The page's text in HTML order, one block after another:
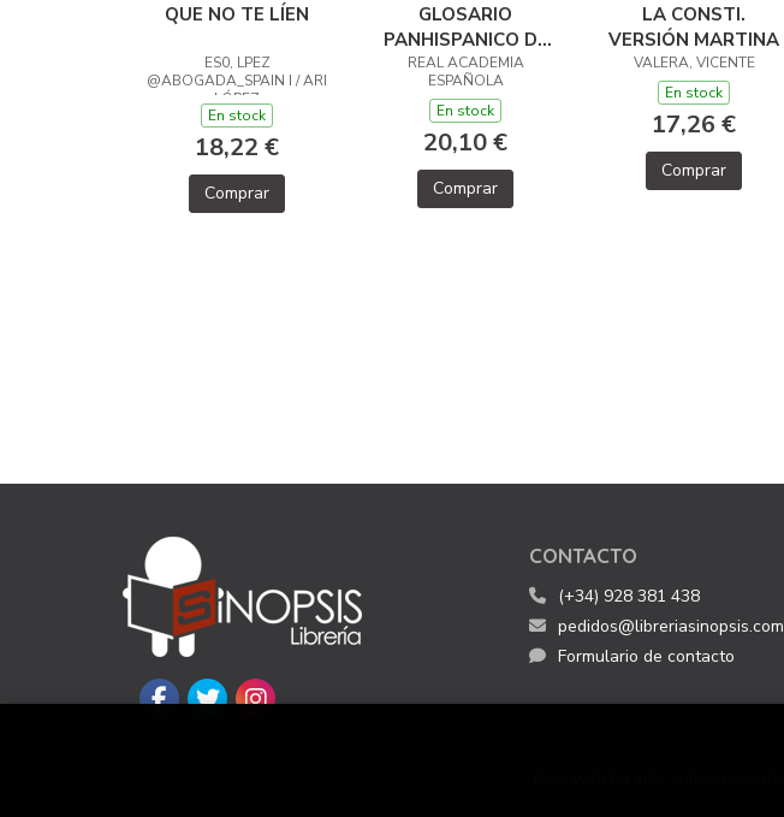
QUE NO TE LÍEN
ES0, LPEZ
@ABOGADA_SPAIN I / ARI
LÓPEZ
@ABOGADA_SPAIN,
En stock
18,22 €
Comprar
GLOSARIO
PANHISPANICO DE
TERMINOS
JURIDICOS
REAL ACADEMIA
ESPAÑOLA
En stock
20,10 €
Comprar
LA CONSTI.
VERSIÓN MARTINA
VALERA, VICENTE
En stock
17,26 €
Comprar
CONTACTO
(+34) 928 381 438
pedidos@libreriasinopsis.com
Formulario de contacto